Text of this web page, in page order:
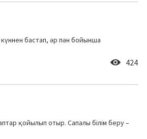
бастап, әр пән бойынша
424
қойылып отыр. Сапалы білім беру –